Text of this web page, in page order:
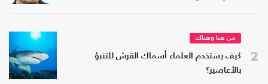
2
من هنا وهناك
كيف يستخدم العلماء أسماك القرش للتنبؤ
بالأعاصير؟